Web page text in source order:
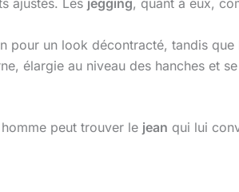
pour un look décontracté, tandis que
élargie au niveau des hanches et
peut trouver le jean qui lui